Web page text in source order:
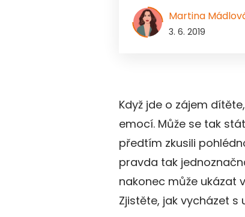
Martina
3. 6. 2019
Když jde o zájem
emocí. Může se tak
předtím zkusili
pravda tak
nakonec může ukázat
Zjistěte, jak vycházet s